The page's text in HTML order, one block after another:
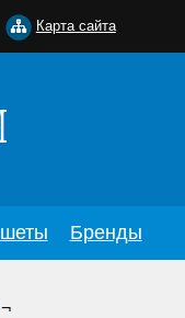
Бренды
¬
Карта сайта